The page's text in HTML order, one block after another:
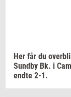
Her får du
Sund­by Bk. i
endte 2-1.